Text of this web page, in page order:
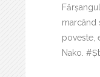
marcând
poveste,
Nako.